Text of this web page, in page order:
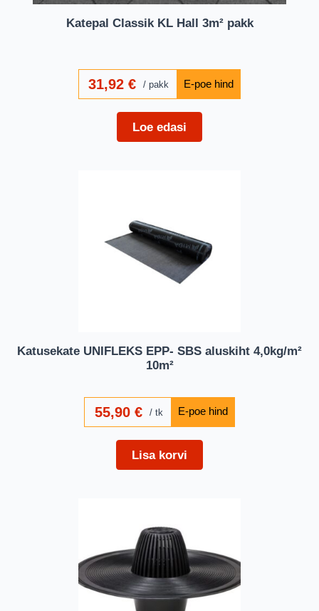
Katepal Classik KL Hall 3m² pakk
31,92€ pakk
Loe edasi
Katusekate UNIFLEKS EPP- SBS aluskiht 4,0kg/m²
10m²
55,90 € tk
Lisa korvi